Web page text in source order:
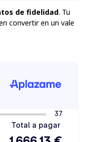
de fidelidad. Tu
convertir en un vale